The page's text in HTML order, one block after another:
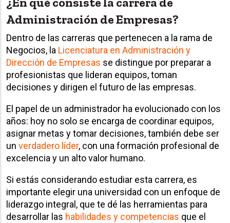
Administración de Empresas?
Dentro de las carreras que pertenecen a la rama de
Negocios, la Licenciatura en Administración y
Dirección de Empresas se distingue por preparar a
profesionistas que lideran equipos, toman
decisiones y dirigen el futuro de las empresas.
El papel de un administrador ha evolucionado con los
años: hoy no solo se encarga de coordinar equipos,
asignar metas y tomar decisiones, también debe ser
un verdadero líder, con una formación profesional de
excelencia y un alto valor humano.
Si estás considerando estudiar esta carrera, es
importante elegir una universidad con un enfoque de
liderazgo integral, que te dé las herramientas para
desarrollar las habilidades y competencias que el